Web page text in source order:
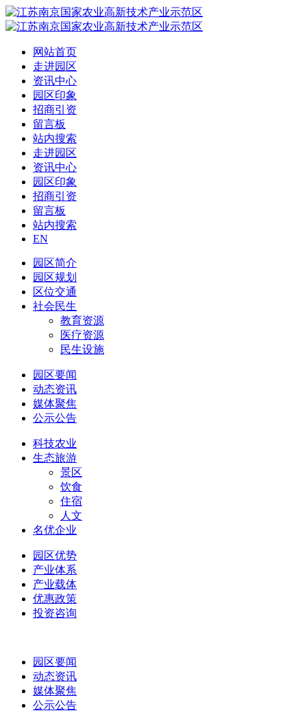
网站首页
走进园区
资讯中心
园区印象
招商引资
留言板
站内搜索
走进园区
资讯中心
园区印象
招商引资
留言板
站内搜索
EN
园区简介
园区规划
区位交通
社会民生
教育资源
医疗资源
民生设施
园区要闻
动态资讯
媒体聚焦
公示公告
科技农业
生态旅游
景区
饮食
住宿
人文
名优企业
园区优势
产业体系
产业载体
优惠政策
投资咨询
园区要闻
动态资讯
媒体聚焦
公示公告